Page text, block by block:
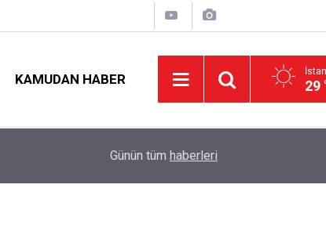
KAMUDAN HABER 29
Tavan Yaptı!
Günün tüm haberleri